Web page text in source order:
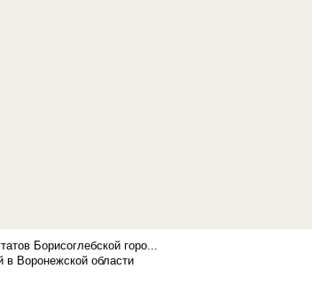
Борисоглебской горо...
в Воронежской области